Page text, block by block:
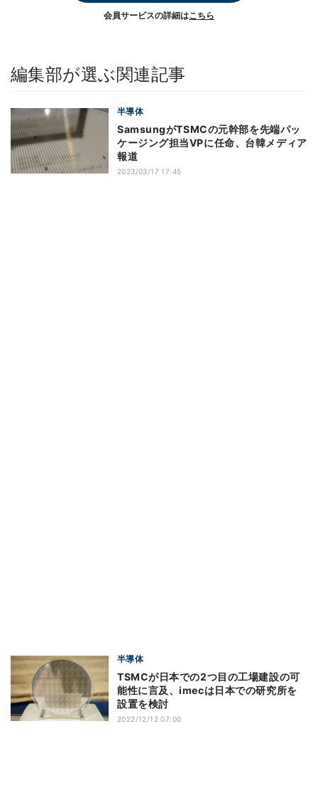
会員サービスの詳細はこちら
編集部が選ぶ関連記事
半導体
SamsungがTSMCの元幹部を先端パッ
ケージング担当VPに任命、台韓メディア
報道
2023/03/17 17:45
半導体
TSMCが日本での2つ目の工場建設の可
能性に言及、imecは日本での研究所を
設置を検討
2022/12/12 07:00